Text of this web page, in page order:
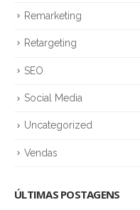
Remarketing
Retargeting
SEO
Social Media
Uncategorized
Vendas
ÚLTIMAS POSTAGENS